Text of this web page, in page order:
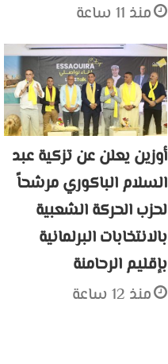
منذ 11 ساعة
أوزين يعلن عن تزكية عبد
السلام الباكوري مرشحاً
لحزب الحركة الشعبية
بالانتخابات البرلمانية
بإقليم الرحامنة
منذ 12 ساعة